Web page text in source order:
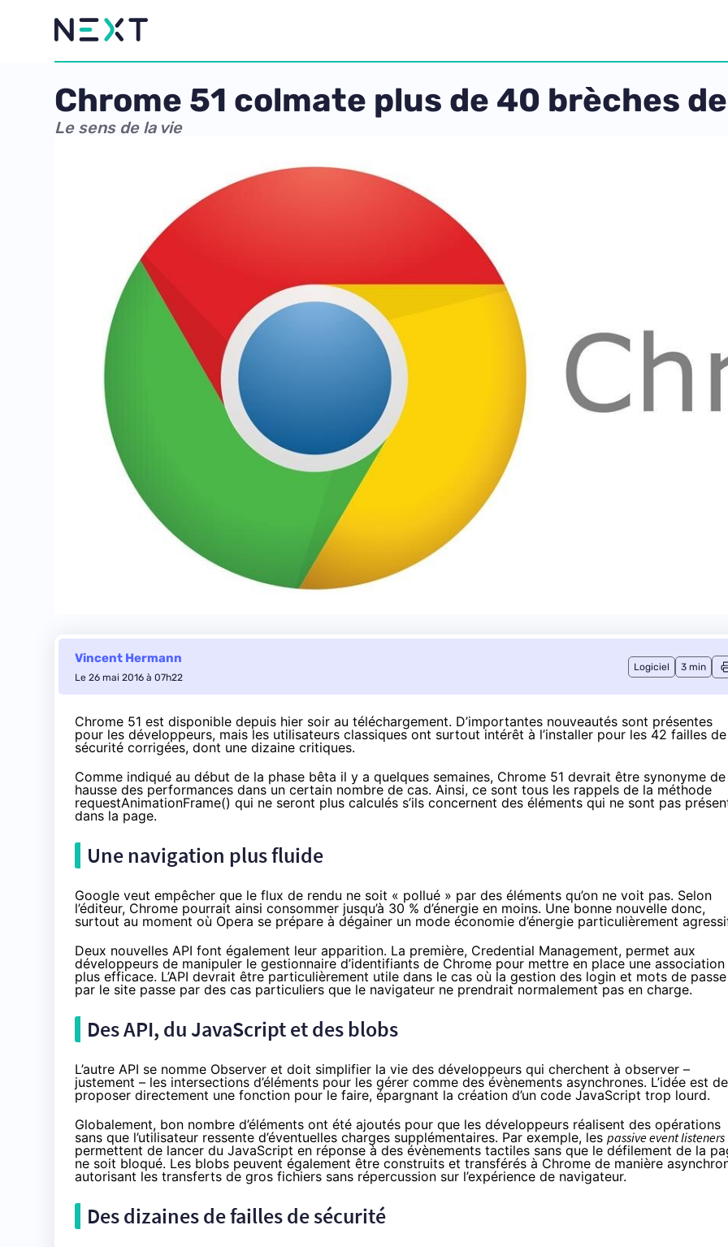
Chrome 51 colmate plus de 40 brèches
Le sens de la vie
Vincent Hermann
Le 26 mai 2016 à 07h22
Logiciel 3 min
Chrome 51 est disponible depuis hier soir au téléchargement. D’importantes nouveautés sont présentes
pour les développeurs, mais les utilisateurs classiques ont surtout intérêt à l’installer pour les 42 failles de
sécurité corrigées, dont une dizaine critiques.
Comme indiqué au début de la phase bêta il y a quelques semaines, Chrome 51 devrait être synonyme de
hausse des performances dans un certain nombre de cas. Ainsi, ce sont tous les rappels de la méthode
requestAnimationFrame() qui ne seront plus calculés s’ils concernent des éléments qui ne sont pas
dans la page.
Une navigation plus fluide
Google veut empêcher que le flux de rendu ne soit « pollué » par des éléments qu’on ne voit pas. Selon
l’éditeur, Chrome pourrait ainsi consommer jusqu’à 30 % d’énergie en moins. Une bonne nouvelle donc,
surtout au moment où Opera se prépare à dégainer un mode économie d’énergie particulièrement
Deux nouvelles API font également leur apparition. La première, Credential Management, permet aux
développeurs de manipuler le gestionnaire d’identifiants de Chrome pour mettre en place une association
plus efficace. L’API devrait être particulièrement utile dans le cas où la gestion des login et mots de passe
par le site passe par des cas particuliers que le navigateur ne prendrait normalement pas en charge.
Des API, du JavaScript et des blobs
L’autre API se nomme Observer et doit simplifier la vie des développeurs qui cherchent à observer –
justement – les intersections d’éléments pour les gérer comme des évènements asynchrones. L’idée est de
proposer directement une fonction pour le faire, épargnant la création d’un code JavaScript trop lourd.
Globalement, bon nombre d’éléments ont été ajoutés pour que les développeurs réalisent des opérations
sans que l’utilisateur ressente d’éventuelles charges supplémentaires. Par exemple, les passive event listeners
permettent de lancer du JavaScript en réponse à des évènements tactiles sans que le défilement de la
ne soit bloqué. Les blobs peuvent également être construits et transférés à Chrome de manière
autorisant les transferts de gros fichiers sans répercussion sur l’expérience de navigateur.
Des dizaines de failles de sécurité